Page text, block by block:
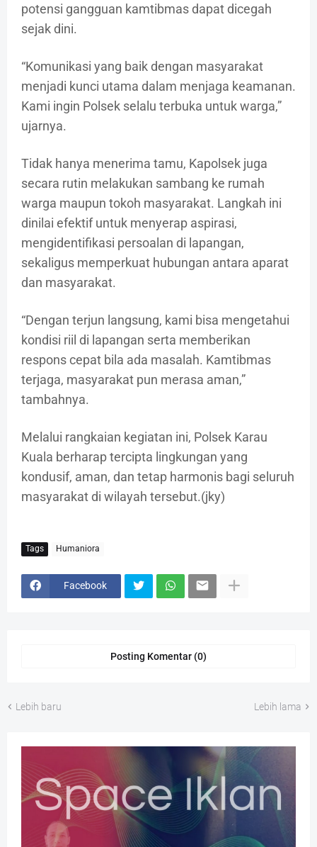
potensi gangguan kamtibmas dapat dicegah
sejak dini.
“Komunikasi yang baik dengan masyarakat
menjadi kunci utama dalam menjaga keamanan.
Kami ingin Polsek selalu terbuka untuk warga,”
ujarnya.
Tidak hanya menerima tamu, Kapolsek juga
secara rutin melakukan sambang ke rumah
warga maupun tokoh masyarakat. Langkah ini
dinilai efektif untuk menyerap aspirasi,
mengidentifikasi persoalan di lapangan,
sekaligus memperkuat hubungan antara aparat
dan masyarakat.
“Dengan terjun langsung, kami bisa mengetahui
kondisi riil di lapangan serta memberikan
respons cepat bila ada masalah. Kamtibmas
terjaga, masyarakat pun merasa aman,”
tambahnya.
Melalui rangkaian kegiatan ini, Polsek Karau
Kuala berharap tercipta lingkungan yang
kondusif, aman, dan tetap harmonis bagi seluruh
masyarakat di wilayah tersebut.(jky)
Tags Humaniora
Facebook
Posting Komentar (0)
Lebih baru Lebih lama